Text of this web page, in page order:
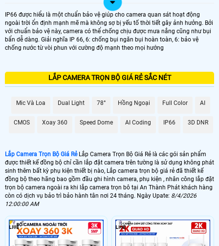
📦 LẮP CAMERA TRỌN GÓI GIÁ RẺ
🗳 Lắp Camera Trọn Gói tiết kiệm chi phí giám sát ổn định dịch vụ uy tín tại An
Thành Phát, trọn bộ camera chính hãng phù hợp với nhu cầu sử dụng camera
cho gia đình, văn phòng cửa hàng và nhà xưởng, bộ camera giá rẻ thiết kế tối
ưu nhất tiết kiệm chi phí nhất cho khách hàng những sản phẩm camera sử
LẮP CAMERA TRỌN GÓI GIÁ RẺ
GIÁ LẮP
💰 Camera Quan Sát Gia Đình Ghi Âm 2K
💣 Lắp Camera FUL Color
5.599.000 VNĐ Bộ 4 Camera Hikvision Có Màu Ban Đêm
💮 Lắp Camera IP Siêu Nét
4.000.00 VNĐ
🔆️ Dịch vụ lắp camera trọn gói tại An Thành Phát bao gồm nhân công lắp đặt
bảo trì bảo hành hệ thống camera tân nơi, trọn gói camera được thiết kết bao
gồm đầu ghi hình ,camera ,ổ cứng lưu trữ và phụ kiện đầy đủ để lắp hệ thống
IP66 được hiểu là một chuẩn bảo vệ giúp cho camera quan sát hoạt động
ngoài trời ổn định mạnh mẽ mà không sợ bị yếu tố thời tiết gây ảnh hưởng. Bởi
với chuẩn bảo vệ này, camera có thể chống chịu được mưa nắng cũng như bụi
bẩn dễ dàng. Giải nghĩa IP 66, 6: chống bụi ngăn bụi hoàn toàn, 6: bảo vệ
chống nước từ vòi phun với cường độ mạnh theo mọi hướng
LẮP CAMERA TRỌN BỘ GIÁ RẺ SẮC NÉT
Mic Và Loa Dual Light 78° Hồng Ngoại Full Color AI
CMOS Xoay 360 Speed Dome AI Coding IP66 3D DNR
Lắp Camera Trọn Bộ Giá RẻLắp Camera Trọn Bộ Giá Rẻ là các gói sản phẩm
được thiết kế đồng bộ chỉ cần lắp đặt camera trên tường là sử dụng không phát
sinh thêm bất kỳ phụ kiện thiết bị nào, Lắp camera trọn bộ giá rẻ đã thiết kế
đồng bộ theo hãng bao gồm đầu ghi hình camera, phụ kiện , nhân công lắp đặt
trọn bộ camera ngoài ra khi lắp camera trọn bô tại An Thành Phát khách hàng
còn có dịch vụ bảo trì bảo hành tân nơi 24 tháng. Ngày Upate: 8/4/2026
12:00:00 AM
5 2